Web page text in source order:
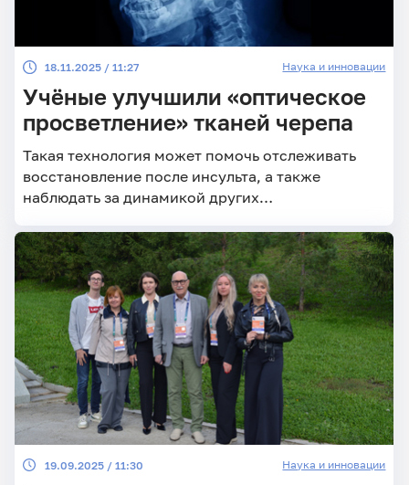
18.11.2025 / 11:27 Наука и инновации
Учёные улучшили «оптическое
просветление» тканей черепа
Такая технология может помочь отслеживать
восстановление после инсульта, а также
наблюдать за динамикой других
19.09.2025 / 11:30 Наука и инновации